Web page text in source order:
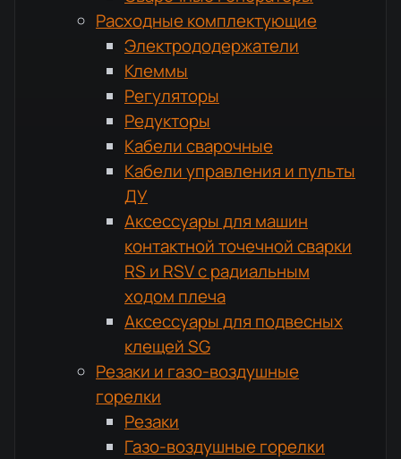
Расходные комплектующие
Электрододержатели
Клеммы
Регуляторы
Редукторы
Кабели сварочные
Кабели управления и пульты
ДУ
Аксессуары для машин
контактной точечной сварки
RS и RSV с радиальным
ходом плеча
Аксессуары для подвесных
клещей SG
Резаки и газо-воздушные
горелки
Резаки
Газо-воздушные горелки